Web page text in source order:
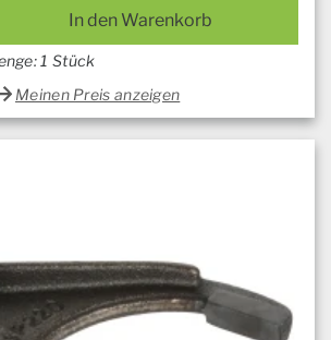
In den Warenkorb
1 Stück
Meinen Preis anzeigen